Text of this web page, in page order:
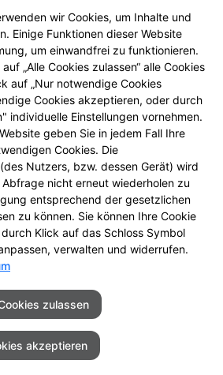
Kontakt
Impressum
Barrierefreiheit
Alte Apotheke
wir Cookies, um Inhalte und
Einige Funktionen dieser Website
um einwandfrei zu funktionieren.
„Alle Cookies zulassen“ alle Cookies
auf „Nur notwendige Cookies
Cookies akzeptieren, oder durch
individuelle Einstellungen vornehmen.
geben Sie in jedem Fall Ihre
Cookies. Die
Nutzers, bzw. dessen Gerät) wird
nicht erneut wiederholen zu
entsprechend der gesetzlichen
zu können. Sie können Ihre Cookie
Klick auf das Schloss Symbol
verwalten und widerrufen.
zulassen
akzeptieren